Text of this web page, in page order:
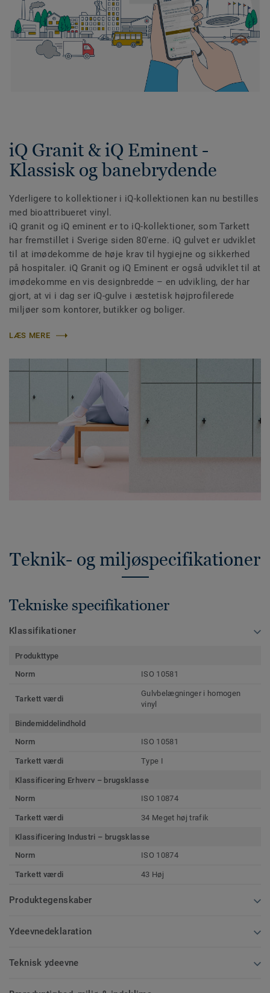
iQ Granit & iQ Eminent -
Klassisk og banebrydende
Yderligere to kollektioner i iQ-kollektionen kan nu bestilles
med bioattribueret vinyl.
iQ granit og iQ eminent er to iQ-kollektioner, som Tarkett
har fremstillet i Sverige siden 80'erne. iQ gulvet er udviklet
til at imødekomme de høje krav til hygiejne og sikkerhed
på hospitaler. iQ Granit og iQ Eminent er også udviklet til at
imødekomme en vis designbredde – en udvikling, der har
gjort, at vi i dag ser iQ-gulve i æstetisk højprofilerede
miljøer som kontorer, butikker og boliger.
LÆS MERE
Teknik- og miljøspecifikationer
Tekniske specifikationer
Klassifikationer
Produkttype
Norm
ISO 10581
Tarkett værdi
Gulvbelægninger i homogen
vinyl
Bindemiddelindhold
Norm
ISO 10581
Tarkett værdi Type I
Klassificering Erhverv – brugsklasse
Norm
ISO 10874
Tarkett værdi 34 Meget høj trafik
Klassificering Industri – brugsklasse
Norm
ISO 10874
Tarkett værdi 43 Høj
Produktegenskaber
Ydeevnedeklaration
Teknisk ydeevne